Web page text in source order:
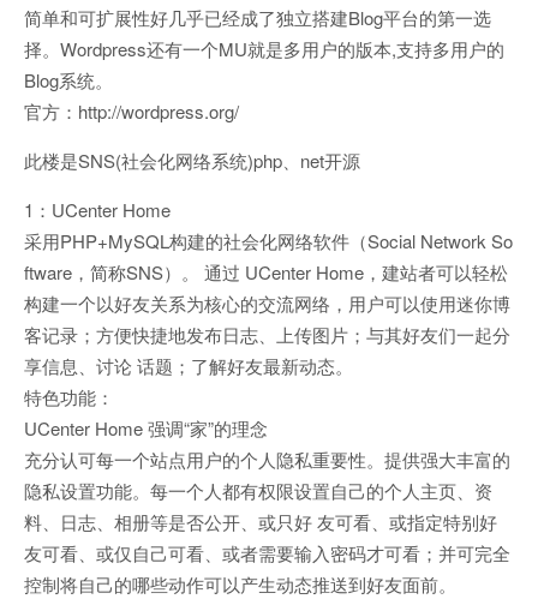
简单和可扩展性好几乎已经成了独立搭建Blog平台的第一选
择。Wordpress还有一个MU就是多用户的版本,支持多用户的
Blog系统。
官方：http://wordpress.org/
此楼是SNS(社会化网络系统)php、net开源
1：UCenter Home
采用PHP+MySQL构建的社会化网络软件（Social Network So
ftware，简称SNS）。 通过 UCenter Home，建站者可以轻松
构建一个以好友关系为核心的交流网络，用户可以使用迷你博
客记录；方便快捷地发布日志、上传图片；与其好友们一起分
享信息、讨论 话题；了解好友最新动态。
特色功能：
UCenter Home 强调“家”的理念
充分认可每一个站点用户的个人隐私重要性。提供强大丰富的
隐私设置功能。每一个人都有权限设置自己的个人主页、资
料、日志、相册等是否公开、或只好 友可看、或指定特别好
友可看、或仅自己可看、或者需要输入密码才可看；并可完全
控制将自己的哪些动作可以产生动态推送到好友面前。